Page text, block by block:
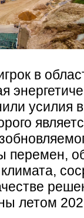
в
усилия
летом